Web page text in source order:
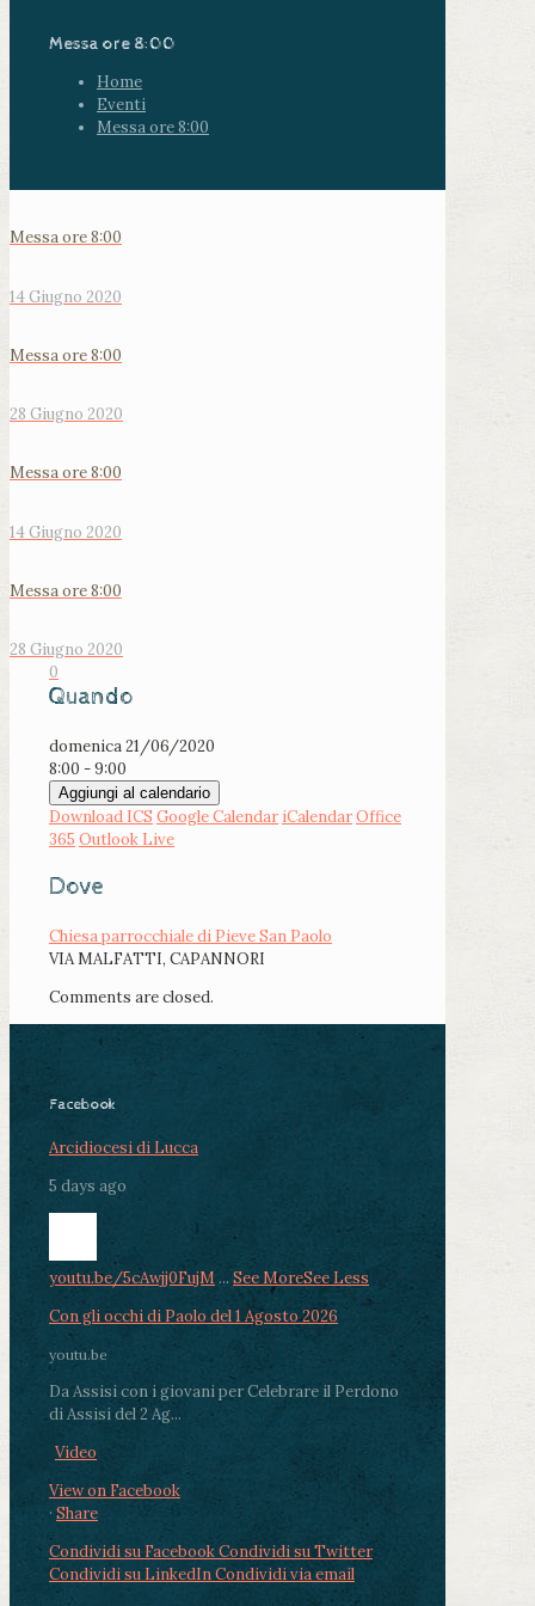
Messa ore 8:00
Home
Eventi
Messa ore 8:00
Messa ore 8:00
14 Giugno 2020
Messa ore 8:00
28 Giugno 2020
Messa ore 8:00
14 Giugno 2020
Messa ore 8:00
28 Giugno 2020
0
Quando
domenica 21/06/2020
8:00 - 9:00
Aggiungi al calendario
Download ICS Google Calendar iCalendarOffice
365 Outlook Live
Dove
Chiesa parrocchiale di Pieve San Paolo
VIA MALFATTI, CAPANNORI
Comments are closed.
Facebook
Arcidiocesi di Lucca
5 days ago
youtu.be/5cAwjj0FujM ... See MoreSee Less
Con gli occhi di Paolo del 1 Agosto 2026
youtu.be
Da Assisi con i giovani per Celebrare il Perdono
di Assisi del 2 Ag...
Video
View on Facebook
· Share
Condividi su FacebookCondividi su Twitter
Condividi su LinkedInCondividi via email